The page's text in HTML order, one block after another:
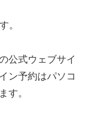
。
公式ウェブサイ
ン予約はパソコ
す。